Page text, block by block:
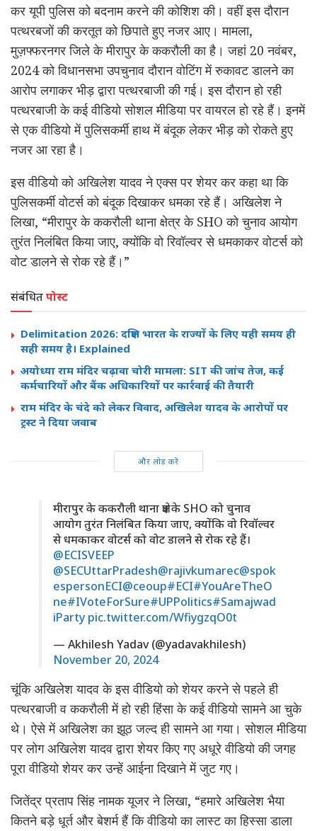
कर यूपी पुलिस को बदनाम करने की कोशिश की। वहीं इस दौरान
पत्थरबजों की करतूत को छिपाते हुए नजर आए। मामला,
मुज़फ्फरनगर जिले के मीरापुर के ककरौली का है। जहां 20 नवंबर,
2024 को विधानसभा उपचुनाव दौरान वोटिंग में रुकावट डालने का
आरोप लगाकर भीड़ द्वारा पत्थरबाजी की गई। इस दौरान हो रही
पत्थरबाजी के कई वीडियो सोशल मीडिया पर वायरल हो रहे हैं। इनमें
से एक वीडियो में पुलिसकर्मी हाथ में बंदूक लेकर भीड़ को रोकते हुए
नजर आ रहा है।
इस वीडियो को अखिलेश यादव ने एक्स पर शेयर कर कहा था कि
पुलिसकर्मी वोटर्स को बंदूक दिखाकर धमका रहे हैं। अखिलेश ने
लिखा, “मीरापुर के ककरौली थाना क्षेत्र के SHO को चुनाव आयोग
तुरंत निलंबित किया जाए, क्योंकि वो रिवॉल्वर से धमकाकर वोटर्स को
वोट डालने से रोक रहे हैं।”
संबंधितपोस्ट
Delimitation 2026: दक्षिण भारत के राज्यों के लिए यही समय ही
सही समय है। Explained
अयोध्या राम मंदिर चढ़ावा चोरी मामला: SIT की जांच तेज, कई
कर्मचारियों और बैंक अधिकारियों पर कार्रवाई की तैयारी
राम मंदिर के चंदे को लेकर विवाद, अखिलेश यादव के आरोपों पर
ट्रस्ट ने दिया जवाब
और लोड करें
मीरापुर के ककरौली थाना क्षेत्र के SHO को चुनाव
आयोग तुरंत निलंबित किया जाए, क्योंकि वो रिवॉल्वर
से धमकाकर वोटर्स को वोट डालने से रोक रहे हैं।
@ECISVEEP
@SECUttarPradesh@rajivkumarec@spok
espersonECI@ceoup#ECI#YouAreTheO
ne#IVoteForSure#UPPolitics#Samajwad
iParty pic.twitter.com/WfiygzqO0t
— Akhilesh Yadav (@yadavakhilesh)
November 20, 2024
चूंकि अखिलेश यादव के इस वीडियो को शेयर करने से पहले ही
पत्थरबाजी व ककरौली में हो रही हिंसा के कई वीडियो सामने आ चुके
थे। ऐसे में अखिलेश का झूठ जल्द ही सामने आ गया। सोशल मीडिया
पर लोग अखिलेश यादव द्वारा शेयर किए गए अधूरे वीडियो की जगह
पूरा वीडियो शेयर कर उन्हें आईना दिखाने में जुट गए।
जितेंद्र प्रताप सिंह नामक यूजर ने लिखा, “हमारे अखिलेश भैया
कितने बड़े धूर्त और बेशर्म हैं कि वीडियो का लास्ट का हिस्सा डाला